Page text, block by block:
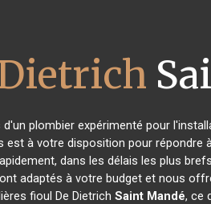
plombier expérimenté pour
est à votre disposition pour
dans les délais les plus
adaptés à votre budget et nous
fioul De Dietrich Saint Mandé, ce